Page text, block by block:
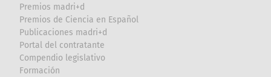
Premios madri+d
Premios de Ciencia en Español
Publicaciones madri+d
Portal del contratante
Compendio legislativo
Formación